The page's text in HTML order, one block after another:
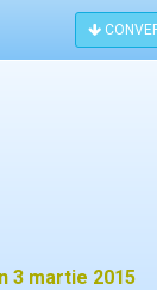
3 martie 2015